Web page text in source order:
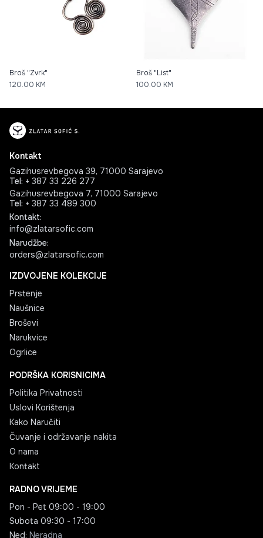
Broš "Zvrk"
120.00 KM
Broš "List"
100.00 KM
Kontakt
Gazihusrevbegova 39, 71000 Sarajevo
Tel: + 387 33 226 277
Gazihusrevbegova 7, 71000 Sarajevo
Tel: + 387 33 489 300
Kontakt:
info@zlatarsofic.com
Narudžbe:
orders@zlatarsofic.com
IZDVOJENE KOLEKCIJE
Prstenje
Naušnice
Broševi
Narukvice
Ogrlice
PODRŠKA KORISNICIMA
Politika Privatnosti
Uslovi Korištenja
Kako Naručiti
Čuvanje i održavanje nakita
O nama
Kontakt
RADNO VRIJEME
Pon - Pet 09:00 - 19:00
Subota 09:30 - 17:00
Ned: Neradna